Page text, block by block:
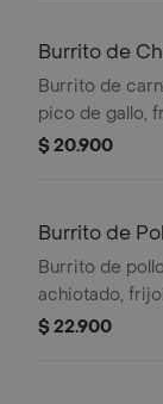
Burrito de
Burrito de
pico de gallo,
achiote,
$ 20.900
Burrito de
Burrito de
achiotado,
guacamole,
$ 22.900